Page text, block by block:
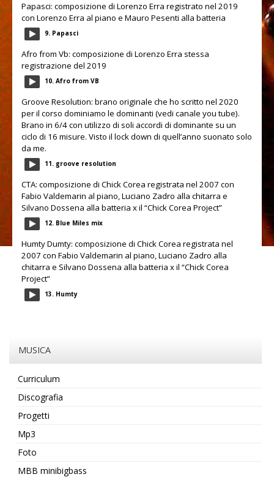
Papasci: composizione di Lorenzo Erra registrato nel 2019
con Lorenzo Erra al piano e Mauro Pesenti alla batteria
9. Papasci
Afro from Vb: composizione di Lorenzo Erra stessa
registrazione del 2019
10. Afro from VB
Groove Resolution: brano originale che ho scritto nel 2020
per il corso dominiamo le dominanti (vedi canale you tube).
Brano in 6/4 con utilizzo di soli accordi di dominante su un
ciclo di 16 misure. Visto il lock down di quell’anno suonato solo
da me.
11. groove resolution
CTA: composizione di Chick Corea registrata nel 2007 con
Fabio Valdemarin al piano, Luciano Zadro alla chitarra e
Silvano Dossena alla batteria x il “Chick Corea Project”
12. Blue Miles mix
Humty Dumty: composizione di Chick Corea registrata nel
2007 con Fabio Valdemarin al piano, Luciano Zadro alla
chitarra e Silvano Dossena alla batteria x il “Chick Corea
Project”
13. Humty
MUSICA
Curriculum
Discografia
Progetti
Mp3
Foto
MBB minibigbass